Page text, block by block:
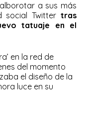
a sus más
social Twitter tras
tatuaje en el
en la red de
del momento
el diseño de la
luce en su